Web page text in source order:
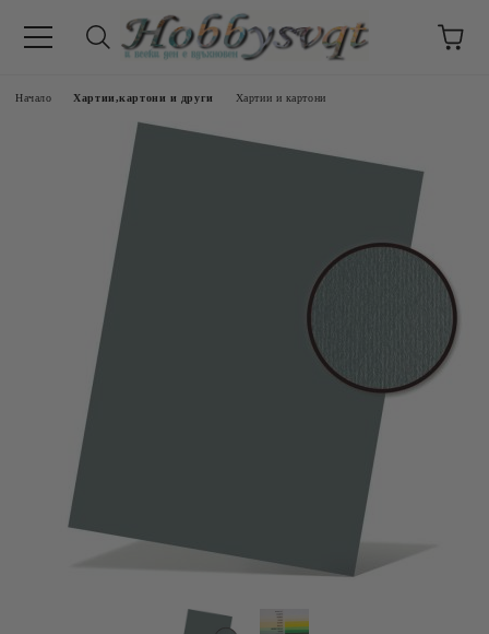
Начало Хартии,картони и други Хартии и картони